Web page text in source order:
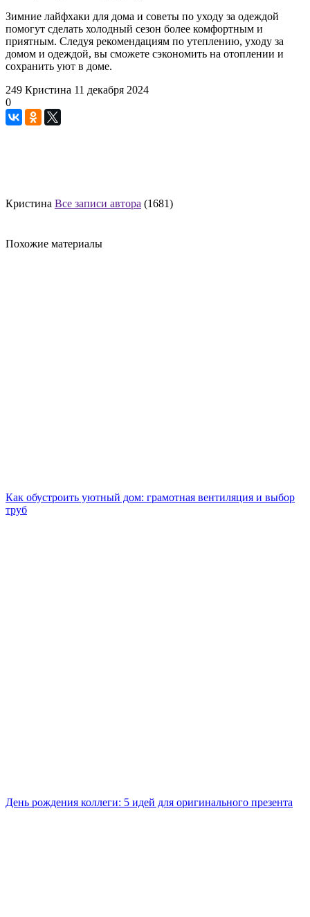
Зимние лайфхаки для дома и советы по уходу за одеждой
помогут сделать холодный сезон более комфортным и
приятным. Следуя рекомендациям по утеплению, уходу за
домом и одеждой, вы сможете сэкономить на отоплении и
сохранить уют в доме.
249 Кристина 11 декабря 2024
0
Кристина Все записи автора (1681)
Похожие материалы
Как обустроить уютный дом: грамотная вентиляция и выбор
труб
День рождения коллеги: 5 идей для оригинального презента